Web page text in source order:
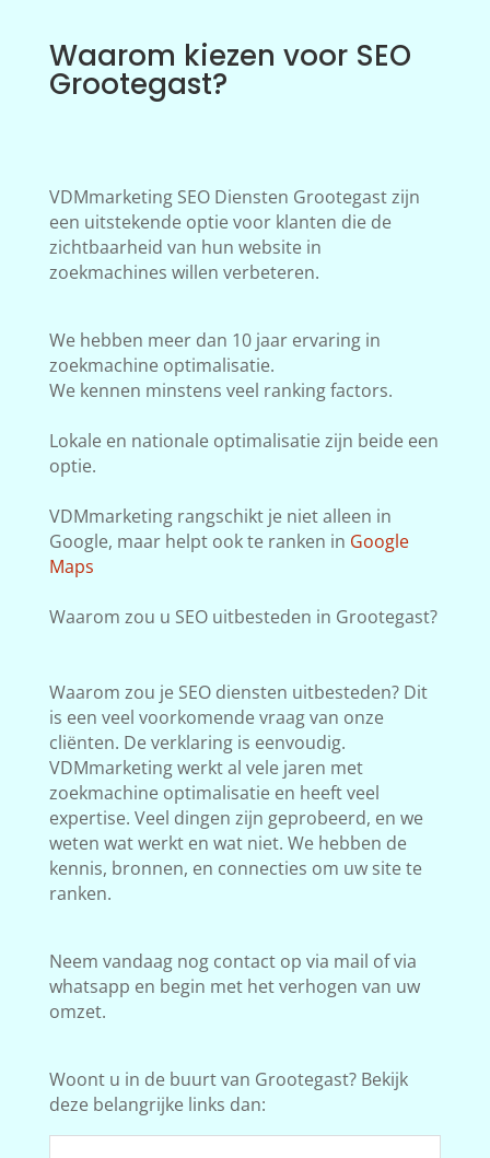
Waarom kiezen voor SEO
Grootegast?
VDMmarketing SEO Diensten Grootegast zijn
een uitstekende optie voor klanten die de
zichtbaarheid van hun website in
zoekmachines willen verbeteren.
We hebben meer dan 10 jaar ervaring in
zoekmachine optimalisatie.
We kennen minstens veel ranking factors.
Lokale en nationale optimalisatie zijn beide een
optie.
VDMmarketing rangschikt je niet alleen in
Google, maar helpt ook te ranken in Google
Maps
Waarom zou u SEO uitbesteden in Grootegast?
Waarom zou je SEO diensten uitbesteden? Dit
is een veel voorkomende vraag van onze
cliënten. De verklaring is eenvoudig.
VDMmarketing werkt al vele jaren met
zoekmachine optimalisatie en heeft veel
expertise. Veel dingen zijn geprobeerd, en we
weten wat werkt en wat niet. We hebben de
kennis, bronnen, en connecties om uw site te
ranken.
Neem vandaag nog contact op via mail of via
whatsapp en begin met het verhogen van uw
omzet.
Woont u in de buurt van Grootegast? Bekijk
deze belangrijke links dan: